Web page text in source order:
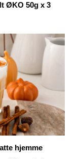
ØKO 50g x 3
hjemme